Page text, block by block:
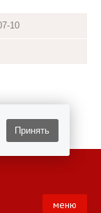
Принять
10
меню